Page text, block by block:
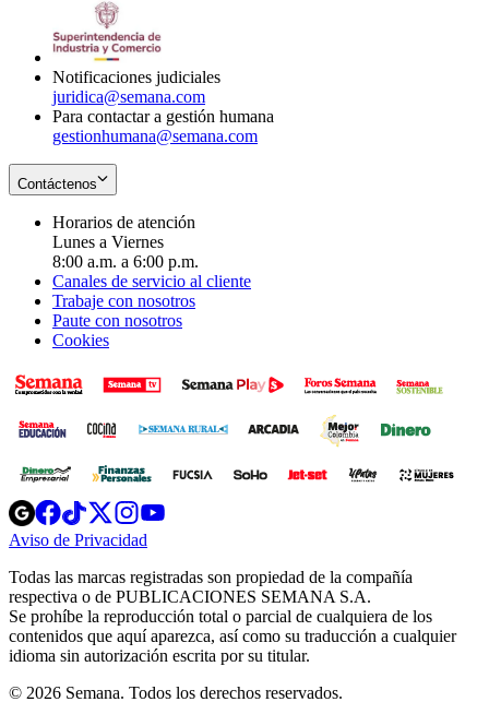
Notificaciones judiciales
juridica@semana.com
Para contactar a gestión humana
gestionhumana@semana.com
Contáctenos
Horarios de atención
Lunes a Viernes
8:00 a.m. a 6:00 p.m.
Canales de servicio al cliente
Trabaje con nosotros
Paute con nosotros
Cookies
Opens
in
new
Opens
in
new
Opens
in
new
window
Opens
new
windowwindow
Aviso de Privacidad
new
window
Todas las marcas registradas son propiedad de la compañía
respectiva o de PUBLICACIONES SEMANA S.A.
Se prohíbe la reproducción total o parcial de cualquiera de los
contenidos que aquí aparezca, así como su traducción a cualquier
idioma sin autorización escrita por su titular.
© 2026 Semana. Todos los derechos reservados.